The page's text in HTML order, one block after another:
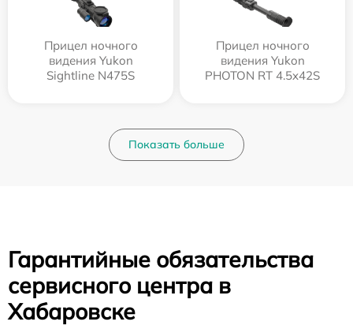
Прицел ночного
видения Yukon
Sightline N475S
Прицел ночного
видения Yukon
PHOTON RT 4.5x42S
Показать больше
Гарантийные обязательства
сервисного центра в
Хабаровске